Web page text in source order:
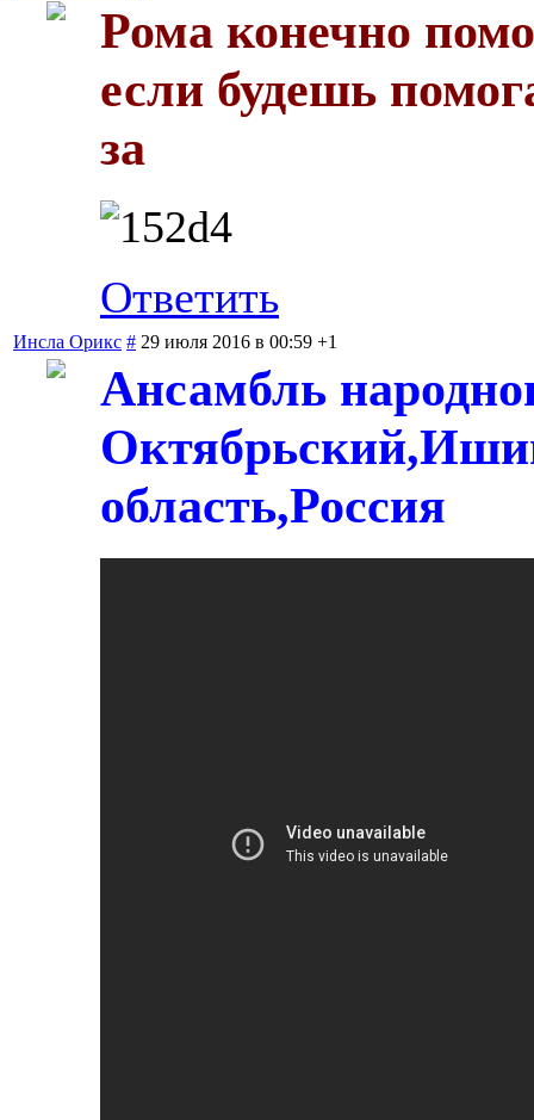
Рома конечно
если будешь
за
Ответить
Инсла Орикс # 29 июля 2016 в 00:59 +1
Ансамбль
область,Россия